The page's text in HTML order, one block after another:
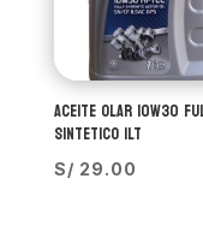
ACEITE OLAR 10W30
SINTETICO 1LT
S/ 29.00